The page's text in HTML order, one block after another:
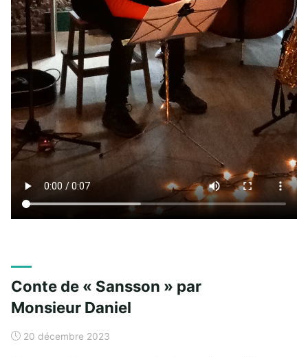
Conte de « Sansson » par
Monsieur Daniel
20 décembre 2023